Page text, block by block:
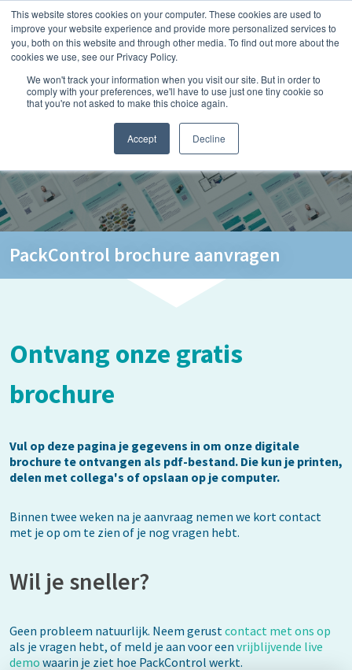
This website stores cookies on your computer. These cookies are used to
improve your website experience and provide more personalized services to
you, both on this website and through other media. To find out more about the
cookies we use, see our Privacy Policy.
We won't track your information when you visit our site. But in order to
comply with your preferences, we'll have to use just one tiny cookie so
that you're not asked to make this choice again.
Accept Decline
PackControl brochure aanvragen
Ontvang onze gratis
brochure
Vul op deze pagina je gegevens in om onze digitale
brochure te ontvangen als pdf-bestand. Die kun je printen,
delen met collega's of opslaan op je computer.
Binnen twee weken na je aanvraag nemen we kort contact
met je op om te zien of je nog vragen hebt.
Wil je sneller?
Geen probleem natuurlijk. Neem gerustcontact met ons op
als je vragen hebt, of meld je aan voor een vrijblijvende live
demo waarin je ziet hoe PackControl werkt.